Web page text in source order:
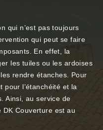
qui n’est pas toujours
qui peut se faire
En effet, la
les tuiles ou les ardoises
rendre étanches. Pour
pour l’étanchéité et la
Ainsi, au service de
Couverture est au